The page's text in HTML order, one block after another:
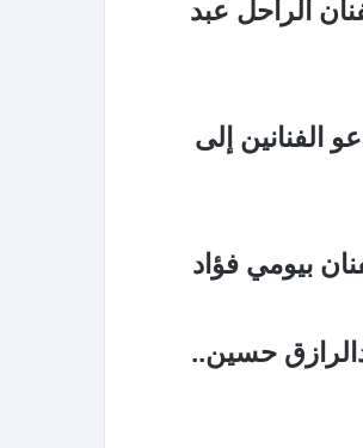
الراحل عبد
الفنانين إلى
حسين..